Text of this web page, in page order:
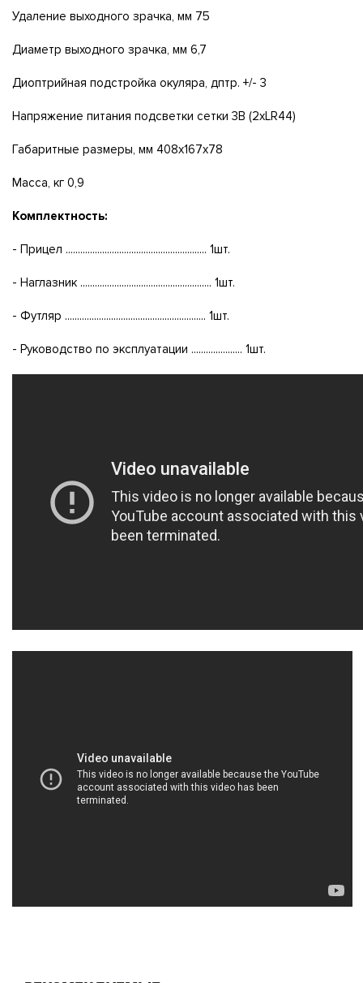
Удаление выходного зрачка, мм 75
Диаметр выходного зрачка, мм 6,7
Диоптрийная подстройка окуляра, дптр. +/- 3
Напряжение питания подсветки сетки 3В (2хLR44)
Габаритные размеры, мм 408х167х78
Масса, кг 0,9
Комплектность:
- Прицел .......................................................... 1шт.
- Наглазник ...................................................... 1шт.
- Футляр .......................................................... 1шт.
- Руководство по эксплуатации ..................... 1шт.